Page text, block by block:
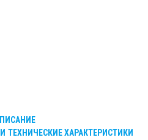
ТЕХНИЧЕСКИЕ ХАРАКТЕРИСТИКИ